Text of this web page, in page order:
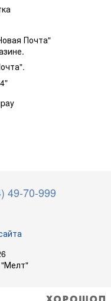
Почта"
49-70-999
"Мелт"